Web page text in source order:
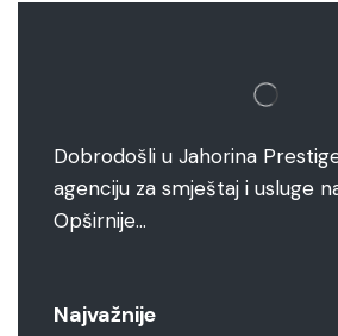
Dobrodošli u Jahorina
agenciju za smještaj i usluge
Opširnije…
Najvažnije